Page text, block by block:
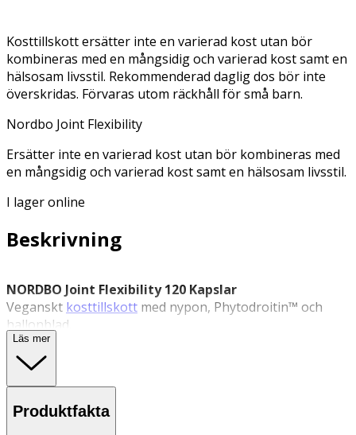
Kosttillskott ersätter inte en varierad kost utan bör
kombineras med en mångsidig och varierad kost samt en
hälsosam livsstil. Rekommenderad daglig dos bör inte
överskridas. Förvaras utom räckhåll för små barn.
Nordbo Joint Flexibility
Ersätter inte en varierad kost utan bör kombineras med
en mångsidig och varierad kost samt en hälsosam livsstil.
I lager online
Beskrivning
NORDBO Joint Flexibility 120 Kapslar
Veganskt kosttillskott med nypon, Phytodroitin™ och
hallonblad.
NORDBO Joint Flexibility är ett veganskt kosttillskott som
innehåller ett trippelkomplex av nyponextrakt,
Phytodroitin™ och hallonblad. Produkten är utvecklad för
att stödja ledernas rörlighet. Innehållet är fri från
Läs mer
Produktfakta